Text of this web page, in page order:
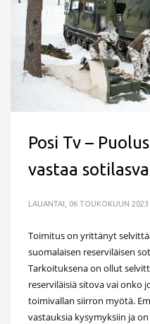
Posi Tv –
vastaa
LAUANTAI, 06 TOUKOKUUN 2023
Toimitus on yrittänyt
suomalaisen reserviläisen
Tarkoituksena on ollut
reserviläisiä sitova vai onko
toimivallan siirron myötä.
vastauksia kysymyksiin ja